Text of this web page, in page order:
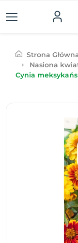
Strona
Nasiona
Cynia